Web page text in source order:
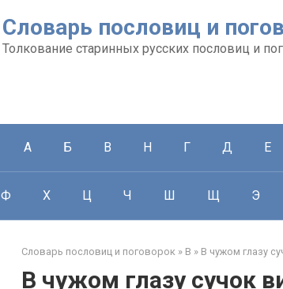
Словарь пословиц и
Толкование старинных русских пословиц и
А Б В Н Г Д Е
Ф Х Ц Ч Ш Щ Э
Словарь пословиц и поговорок » В » В чужом глазу
В чужом глазу сучок